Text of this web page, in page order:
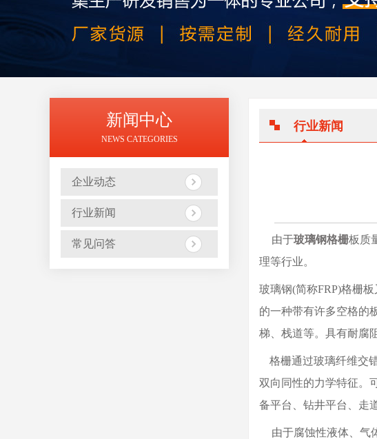
新闻中心
NEWS CATEGORIES
企业动态
行业新闻
常见问答
行业新闻
由于玻璃钢格栅板质
理等行业。
玻璃钢(简称FRP)格栅
的一种带有许多空格的
梯、栈道等。具有耐腐
格栅通过玻璃纤维交
双向同性的力学特征。
备平台、钻井平台、走
由于腐蚀性液体、气